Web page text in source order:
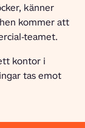
känner
kommer att
teamet.
kontor i
tas emot